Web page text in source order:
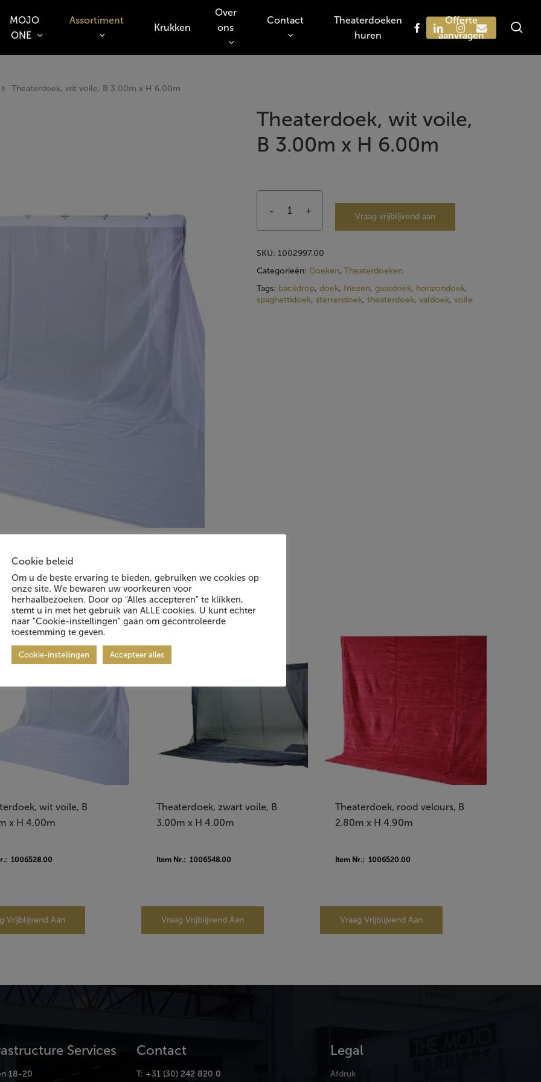
MOJO
ONE
Assortiment
Krukken
Over
ons
Contact
Theaterdoeken
huren
Offerte
aanvragen
facebooklinkedininstagram
email
Theaterdoek, wit voile, B 3.00m x H 6.00m
Theaterdoek, wit voile,
B 3.00m x H 6.00m
Vraag vrijblijvend aan
SKU: 1002997.00
Categorieën: Doeken,Theaterdoeken
Tags: backdrop,doek,friezen,gaasdoek, horizondoek,
spaghettidoek, sterrendoek,theaterdoek,valdoek,voile
geïnteresseerd in:
wit voile, B
x H 4.00m
1006528.00
Vrijblijvend Aan
Theaterdoek, zwart voile, B
3.00m x H 4.00m
Item Nr.: 1006548.00
Vraag Vrijblijvend Aan
Theaterdoek, rood velours, B
2.80m x H 4.90m
Item Nr.: 1006520.00
Vraag Vrijblijvend Aan
Services
18-20
Contact
T: +31 (30) 242 820 0
Legal
Afdruk
Cookie beleid
Om u de beste ervaring te bieden, gebruiken we cookies op
onze site. We bewaren uw voorkeuren voor
herhaalbezoeken. Door op "Alles accepteren" te klikken,
stemt u in met het gebruik van ALLE cookies. U kunt echter
naar "Cookie-instellingen" gaan om gecontroleerde
toestemming te geven.
Cookie-instellingen Accepteer alles